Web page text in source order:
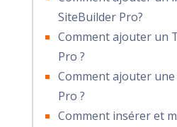
SiteBuilder Pro?
Comment ajouter un
Pro ?
Comment ajouter
Pro ?
Comment insérer et